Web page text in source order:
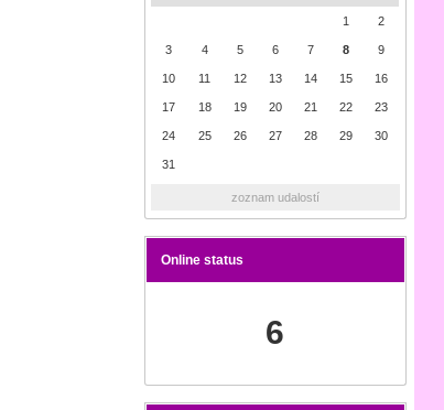
1 2
3 4 5 6 7 8 9
10 11 12 13 14 15 16
17 18 19 20 21 22 23
24 25 26 27 28 29 30
31
zoznam udalostí
Online status
6